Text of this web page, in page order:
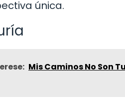
única.
Mis Caminos No Son